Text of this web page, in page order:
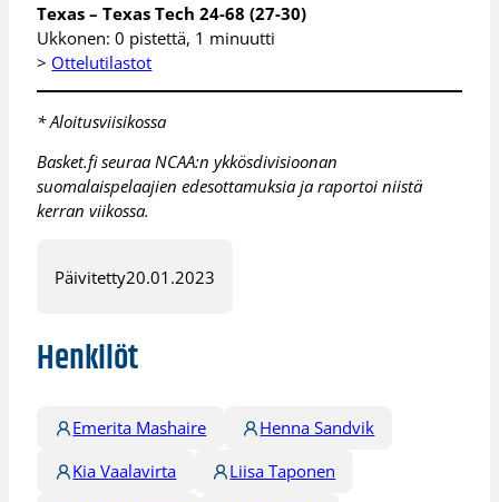
Texas – Texas Tech 24-68 (27-30)
Ukkonen: 0 pistettä, 1 minuutti
> Ottelutilastot
* Aloitusviisikossa
Basket.fi seuraa NCAA:n ykkösdivisioonan
suomalaispelaajien edesottamuksia ja raportoi niistä
kerran viikossa.
Päivitetty20.01.2023
Henkilöt
Emerita Mashaire
Henna Sandvik
Kia Vaalavirta
Liisa Taponen